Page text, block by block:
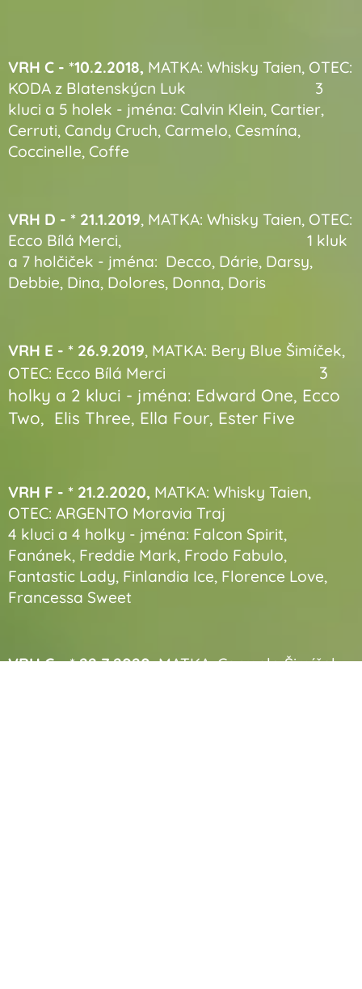
VRH C - *10.2.2018, MATKA: Whisky Taien, OTEC:
KODA z Blatenskýcn Luk 3
kluci a 5 holek - jména: Calvin Klein, Cartier,
Cerruti, Candy Cruch, Carmelo, Cesmína,
Coccinelle, Coffe
VRH D - * 21.1.2019, MATKA: Whisky Taien, OTEC:
Ecco Bílá Merci, 1 kluk
a 7 holčiček - jména: Decco, Dárie, Darsy,
Debbie, Dina, Dolores, Donna, Doris
VRH E - * 26.9.2019, MATKA: Bery Blue Šimíček,
OTEC: Ecco Bílá Merci 3
holky a 2 kluci - jména: Edward One, Ecco
Two, Elis Three, Ella Four, Ester Five
VRH F - * 21.2.2020, MATKA: Whisky Taien,
OTEC: ARGENTO Moravia Traj
4 kluci a 4 holky - jména: Falcon Spirit,
Fanánek, Freddie Mark, Frodo Fabulo,
Fantastic Lady, Finlandia Ice, Florence Love,
Francessa Sweet
VRH G - * 22.7.2020,MATKA: Carmelo Šimíček,